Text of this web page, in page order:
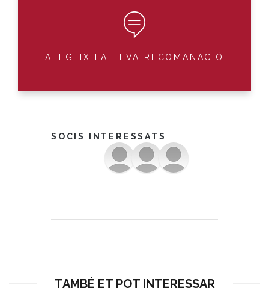
AFEGEIX LA TEVA RECOMANACIÓ
SOCIS INTERESSATS
TAMBÉ ET POT INTERESSAR